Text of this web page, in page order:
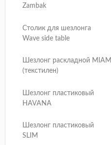
Zambak
Столик для шезлонга
Wave side table
Шезлонг раскладной MIAMI
(текстилен)
Шезлонг пластиковый
HAVANA
Шезлонг пластиковый
SLIM